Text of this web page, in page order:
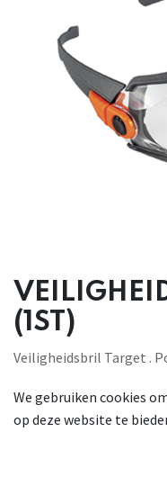
(1ST)
Veiligheidsbril Target .
Kantelbare veren .
zijdelingse bescherming
aan het oog . UV-
We gebruiken cookies
op deze website te